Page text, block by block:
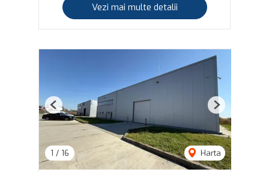
Vezi mai multe detalii
1 / 16 Harta
Previous Next